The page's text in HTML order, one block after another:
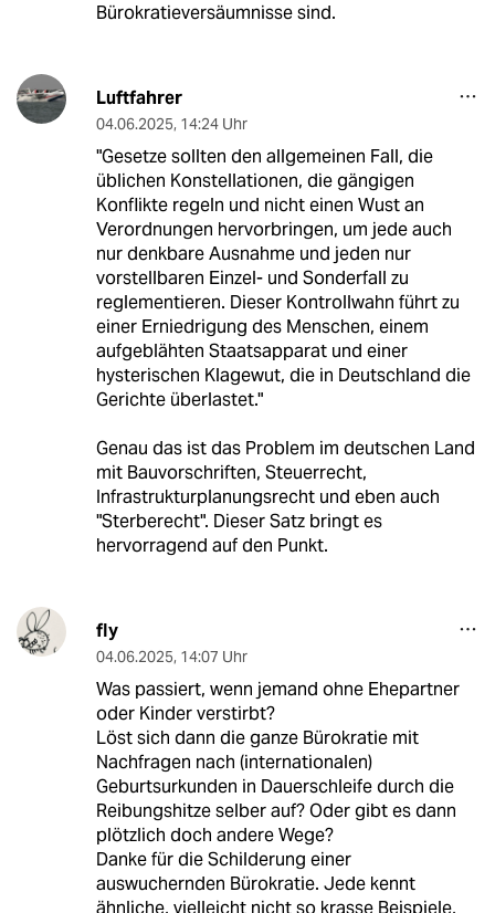
Bürokratieversäumnisse sind.
Luftfahrer
04.06.2025, 14:24 Uhr
"Gesetze sollten den allgemeinen Fall, die
üblichen Konstellationen, die gängigen
Konflikte regeln und nicht einen Wust an
Verordnungen hervorbringen, um jede auch
nur denkbare Ausnahme und jeden nur
vorstellbaren Einzel- und Sonderfall zu
reglementieren. Dieser Kontrollwahn führt zu
einer Erniedrigung des Menschen, einem
aufgeblähten Staatsapparat und einer
hysterischen Klagewut, die in Deutschland die
Gerichte überlastet."
Genau das ist das Problem im deutschen Land
mit Bauvorschriften, Steuerrecht,
Infrastrukturplanungsrecht und eben auch
"Sterberecht". Dieser Satz bringt es
hervorragend auf den Punkt.
fly
04.06.2025, 14:07 Uhr
Was passiert, wenn jemand ohne Ehepartner
oder Kinder verstirbt?
Löst sich dann die ganze Bürokratie mit
Nachfragen nach (internationalen)
Geburtsurkunden in Dauerschleife durch die
Reibungshitze selber auf? Oder gibt es dann
plötzlich doch andere Wege?
Danke für die Schilderung einer
auswuchernden Bürokratie. Jede kennt
ähnliche, vielleicht nicht so krasse Beispiele,